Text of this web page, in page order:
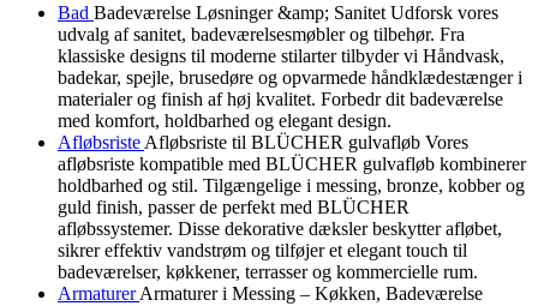
Bad Badeværelse Løsninger &amp; Sanitet Udforsk vores
udvalg af sanitet, badeværelsesmøbler og tilbehør. Fra
klassiske designs til moderne stilarter tilbyder vi Håndvask,
badekar, spejle, brusedøre og opvarmede håndklædestænger i
materialer og finish af høj kvalitet. Forbedr dit badeværelse
med komfort, holdbarhed og elegant design.
Afløbsriste Afløbsriste til BLÜCHER gulvafløb Vores
afløbsriste kompatible med BLÜCHER gulvafløb kombinerer
holdbarhed og stil. Tilgængelige i messing, bronze, kobber og
guld finish, passer de perfekt med BLÜCHER
afløbssystemer. Disse dekorative dæksler beskytter afløbet,
sikrer effektiv vandstrøm og tilføjer et elegant touch til
badeværelser, køkkener, terrasser og kommercielle rum.
ArmaturerArmaturer i Messing – Køkken, Badeværelse